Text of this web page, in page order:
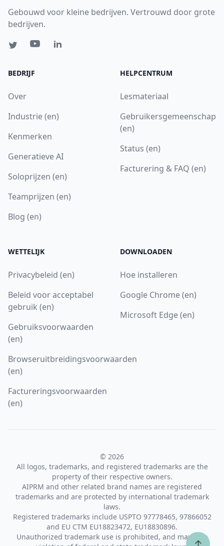
Gebouwd voor kleine bedrijven. Vertrouwd door grote
bedrijven.
BEDRIJF
Over
Industrie (en)
Kenmerken
Generatieve AI
Soloprijzen (en)
Teamprijzen (en)
Blog (en)
HELPCENTRUM
Lesmateriaal
Gebruikersgemeenschap
(en)
Status (en)
Facturering & FAQ (en)
WETTELIJK
Privacybeleid (en)
Beleid voor acceptabel
gebruik (en)
Gebruiksvoorwaarden
(en)
Browseruitbreidingsvoorwaarden
(en)
Factureringsvoorwaarden
(en)
DOWNLOADEN
Hoe installeren
Google Chrome (en)
Microsoft Edge (en)
© 2026
All logos, trademarks, and registered trademarks are the
property of their respective owners.
AIPRM and other related brand names are registered
trademarks and are protected by international trademark
laws.
Registered trademarks include USPTO 97778465, 97866052
and EU CTM EU18823472, EU18830896.
Unauthorized trademark use is prohibited, and may be a